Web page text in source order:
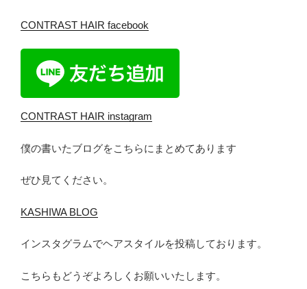
CONTRAST HAIR facebook
CONTRAST HAIR instagram
僕の書いたブログをこちらにまとめてあります
ぜひ見てください。
KASHIWA BLOG
インスタグラムでヘアスタイルを投稿しております。
こちらもどうぞよろしくお願いいたします。